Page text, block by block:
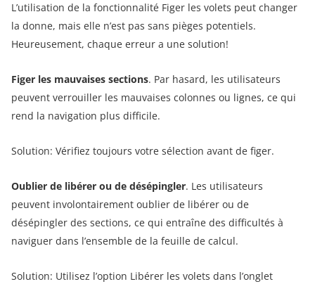
L’utilisation de la fonctionnalité Figer les volets peut changer
la donne, mais elle n’est pas sans pièges potentiels.
Heureusement, chaque erreur a une solution!
Figer les mauvaises sections. Par hasard, les utilisateurs
peuvent verrouiller les mauvaises colonnes ou lignes, ce qui
rend la navigation plus difficile.
Solution: Vérifiez toujours votre sélection avant de figer.
Oublier de libérer ou de désépingler. Les utilisateurs
peuvent involontairement oublier de libérer ou de
désépingler des sections, ce qui entraîne des difficultés à
naviguer dans l’ensemble de la feuille de calcul.
Solution: Utilisez l’option Libérer les volets dans l’onglet